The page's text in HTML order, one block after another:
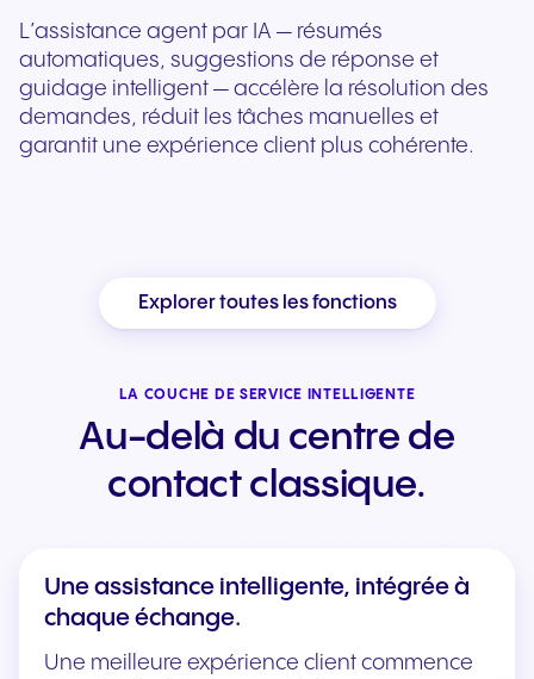
L’assistance agent par IA — résumés
automatiques, suggestions de réponse et
guidage intelligent — accélère la résolution des
demandes, réduit les tâches manuelles et
garantit une expérience client plus cohérente.
Explorer toutes les fonctions
LA COUCHE DE SERVICE INTELLIGENTE
Au-delà du centre de
contact classique.
Une assistance intelligente, intégrée à
chaque échange.
Une meilleure expérience client commence